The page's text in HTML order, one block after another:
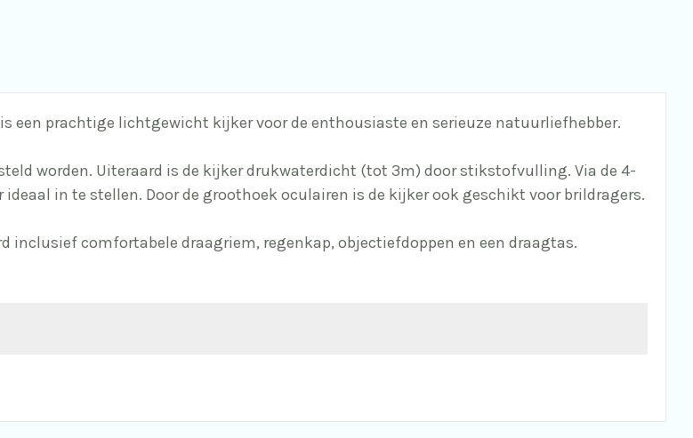
is een prachtige lichtgewicht kijker voor de enthousiaste en serieuze natuurliefhebber.
worden. Uiteraard is de kijker drukwaterdicht (tot 3m) door stikstofvulling. Via de 4-
in te stellen. Door de groothoek oculairen is de kijker ook geschikt voor brildragers.
inclusief comfortabele draagriem, regenkap, objectiefdoppen en een draagtas.